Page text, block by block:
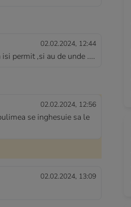
02.02.2024, 12:44
permit ,si au de unde ....
02.02.2024, 12:56
se inghesuie sa le
02.02.2024, 13:09